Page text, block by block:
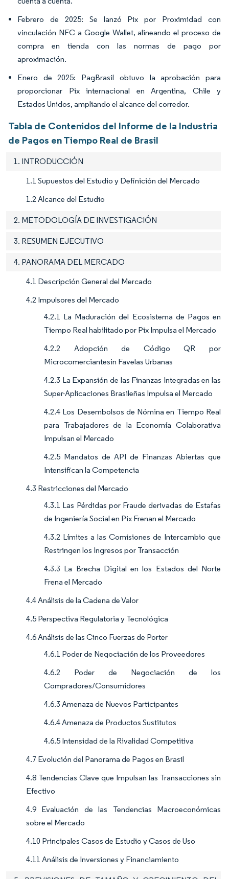
Febrero de 2025: Se lanzó Pix por Proximidad con
vinculación NFC a Google Wallet, alineando el proceso de
compra en tienda con las normas de pago por
aproximación.
Enero de 2025: PagBrasil obtuvo la aprobación para
proporcionar Pix internacional en Argentina, Chile y
Estados Unidos, ampliando el alcance del corredor.
Tabla de Contenidos del Informe de la Industria
de Pagos en Tiempo Real de Brasil
1. INTRODUCCIÓN
1.1 Supuestos del Estudio y Definición del Mercado
1.2 Alcance del Estudio
2. METODOLOGÍA DE INVESTIGACIÓN
3. RESUMEN EJECUTIVO
4. PANORAMA DEL MERCADO
4.1 Descripción General del Mercado
4.2 Impulsores del Mercado
4.2.1 La Maduración del Ecosistema de Pagos en
Tiempo Real habilitado por Pix Impulsa el Mercado
4.2.2 Adopción de Código QR por
Microcomerciantesin Favelas Urbanas
4.2.3 La Expansión de las Finanzas Integradas en las
Super-Aplicaciones Brasileñas Impulsa el Mercado
4.2.4 Los Desembolsos de Nómina en Tiempo Real
para Trabajadores de la Economía Colaborativa
Impulsan el Mercado
4.2.5 Mandatos de API de Finanzas Abiertas que
Intensifican la Competencia
4.3 Restricciones del Mercado
4.3.1 Las Pérdidas por Fraude derivadas de Estafas
de Ingeniería Social en Pix Frenan el Mercado
4.3.2 Límites a las Comisiones de Intercambio que
Restringen los Ingresos por Transacción
4.3.3 La Brecha Digital en los Estados del Norte
Frena el Mercado
4.4 Análisis de la Cadena de Valor
4.5 Perspectiva Regulatoria y Tecnológica
4.6 Análisis de las Cinco Fuerzas de Porter
4.6.1 Poder de Negociación de los Proveedores
4.6.2 Poder de Negociación de los
Compradores/Consumidores
4.6.3 Amenaza de Nuevos Participantes
4.6.4 Amenaza de Productos Sustitutos
4.6.5 Intensidad de la Rivalidad Competitiva
4.7 Evolución del Panorama de Pagos en Brasil
4.8 Tendencias Clave que Impulsan las Transacciones sin
Efectivo
4.9 Evaluación de las Tendencias Macroeconómicas
sobre el Mercado
4.10 Principales Casos de Estudio y Casos de Uso
4.11 Análisis de Inversiones y Financiamiento